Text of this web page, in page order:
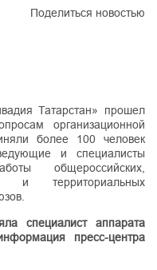
Поделиться новостью
Татарстан» прошел
организационной
более 100 человек
и специалисты
общероссийских,
и территориальных
специалист аппарата
пресс-центра